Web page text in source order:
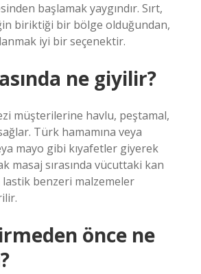
başlamak yaygındır. Sırt,
biriktiği bir bölge olduğundan,
iyi bir seçenektir.
ne giyilir?
müşterilerine havlu, peştamal,
Türk hamamına veya
mayo gibi kıyafetler giyerek
masaj sırasında vücuttaki kan
lastik benzeri malzemeler
önce ne